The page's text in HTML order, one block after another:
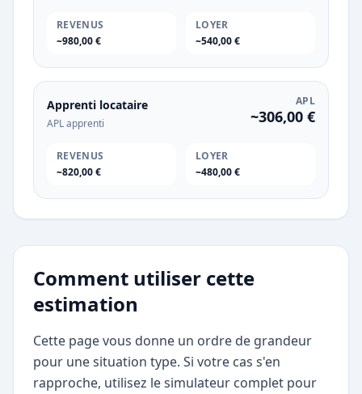
REVENUS
~980,00 €
LOYER
~540,00 €
Apprenti locataire
APL apprenti
APL
~306,00 €
REVENUS
~820,00 €
LOYER
~480,00 €
Comment utiliser cette
estimation
Cette page vous donne un ordre de grandeur
pour une situation type. Si votre cas s'en
rapproche, utilisez le simulateur complet pour